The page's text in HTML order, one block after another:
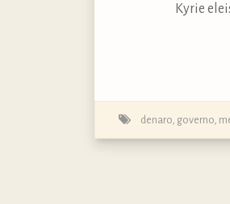
Kyrie
denaro governo